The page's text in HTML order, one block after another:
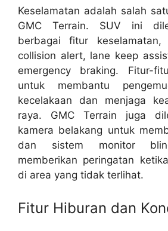
Keselamatan adalah salah
GMC Terrain. SUV ini
berbagai fitur
collision alert, lane keep
emergency braking. Fitur-
untuk membantu
kecelakaan dan menjaga
raya. GMC Terrain juga
kamera belakang untuk
dan sistem monitor
memberikan peringatan
di area yang tidak terlihat.
Fitur Hiburan dan